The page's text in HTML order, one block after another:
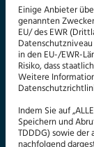
Montag -
Hier
Einige Anbieter
genannten
EU/ des EWR
in den EU-/EWR-
Risiko, dass
Weitere
Indem Sie auf
Speichern und
TDDDG) sowie